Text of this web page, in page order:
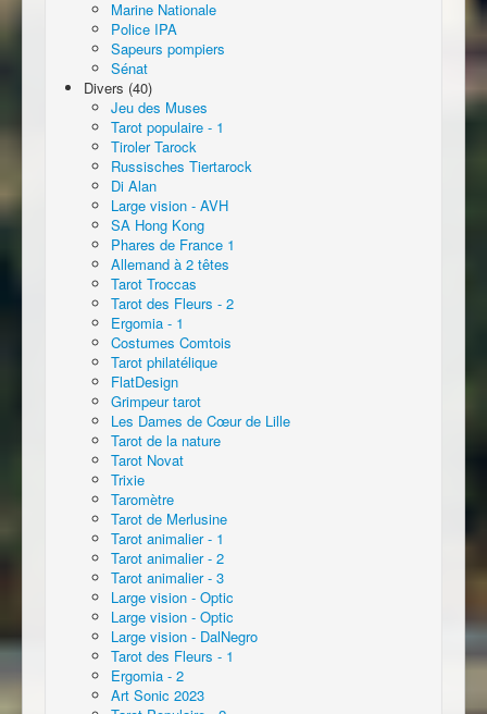
Marine Nationale
Police IPA
Sapeurs pompiers
Sénat
Divers (40)
Jeu des Muses
Tarot populaire - 1
Tiroler Tarock
Russisches Tiertarock
Di Alan
Large vision - AVH
SA Hong Kong
Phares de France 1
Allemand à 2 têtes
Tarot Troccas
Tarot des Fleurs - 2
Ergomia - 1
Costumes Comtois
Tarot philatélique
FlatDesign
Grimpeur tarot
Les Dames de Cœur de Lille
Tarot de la nature
Tarot Novat
Trixie
Taromètre
Tarot de Merlusine
Tarot animalier - 1
Tarot animalier - 2
Tarot animalier - 3
Large vision - Optic
Large vision - Optic
Large vision - DalNegro
Tarot des Fleurs - 1
Ergomia - 2
Art Sonic 2023